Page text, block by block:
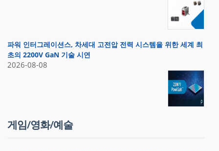
파워 인터그레이션스, 차세대 고전압 전력 시스템을 위한 세계 최
초의 2200V GaN 기술 시연
2026-08-08
게임/영화/예술